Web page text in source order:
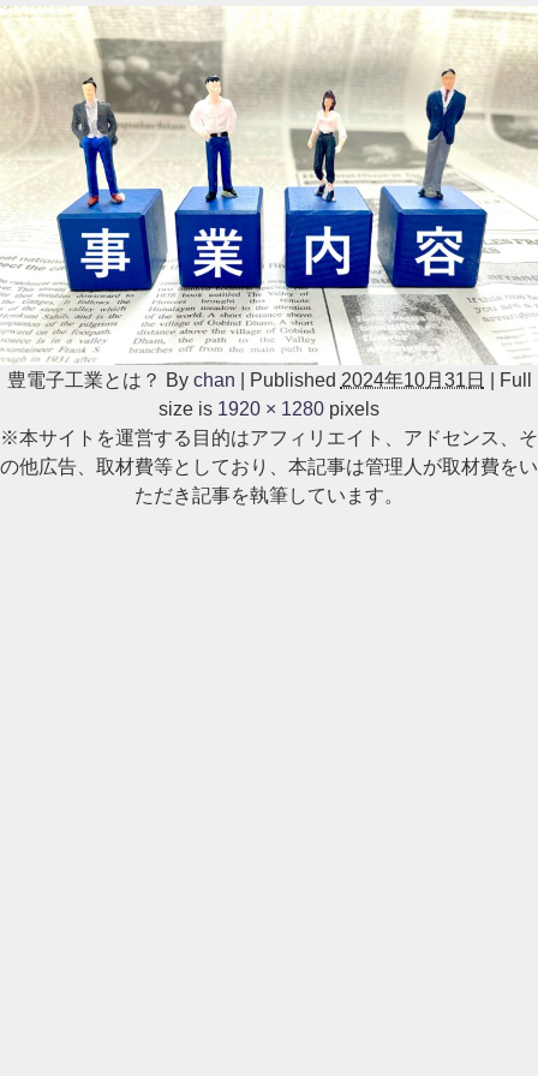
豊電子工業とは？ By chan Published 2024年10月31日
Full
size is 1920 × 1280 pixels
※本サイトを運営する目的はアフィリエイト、アドセンス、そ
の他広告、取材費等としており、本記事は管理人が取材費をい
ただき記事を執筆しています。